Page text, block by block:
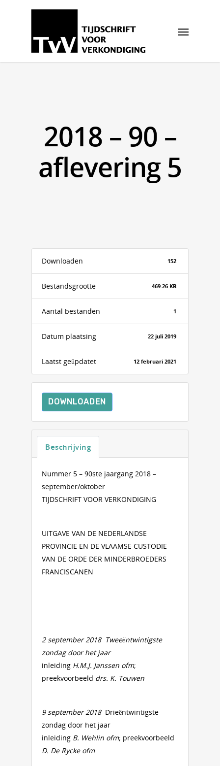
2018 – 90 –
aflevering 5
Downloaden 152
Bestandsgrootte 469.26 KB
Aantal bestanden 1
Datum plaatsing 22 juli 2019
Laatst geüpdatet 12 februari 2021
DOWNLOADEN
Beschrijving
Nummer 5 – 90ste jaargang 2018 –
september/oktober
TIJDSCHRIFT VOOR VERKONDIGING
UITGAVE VAN DE NEDERLANDSE
PROVINCIE EN DE VLAAMSE CUSTODIE
VAN DE ORDE DER MINDERBROEDERS
FRANCISCANEN
2 september 2018 Tweeëntwintigste
zondag door het jaar
inleiding H.M.J. Janssen ofm;
preekvoorbeeld drs. K. Touwen
9 september 2018Drieëntwintigste
zondag door het jaar
inleiding B. Wehlin ofm; preekvoorbeeld
D. De Rycke ofm